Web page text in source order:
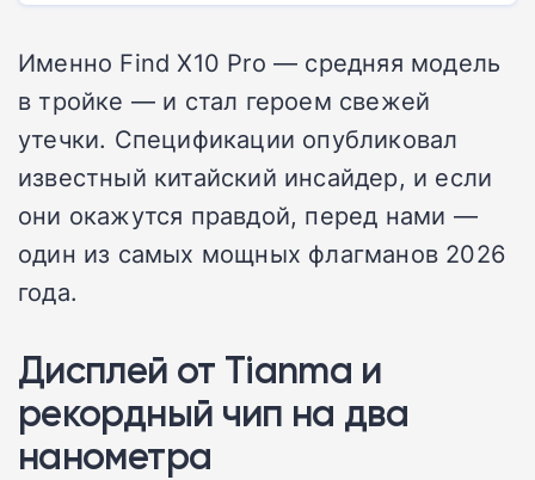
Именно Find X10 Pro — средняя модель
в тройке — и стал героем свежей
утечки. Спецификации опубликовал
известный китайский инсайдер, и если
они окажутся правдой, перед нами —
один из самых мощных флагманов 2026
года.
Дисплей от Tianma и
рекордный чип на два
нанометра